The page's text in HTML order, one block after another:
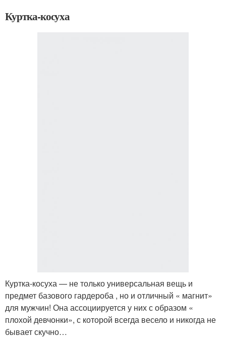
Куртка-косуха
Куртка-косуха — не только универсальная вещь и
предмет базового гардероба , но и отличный « магнит»
для мужчин! Она ассоциируется у них с образом «
плохой девчонки», с которой всегда весело и никогда не
бывает скучно…